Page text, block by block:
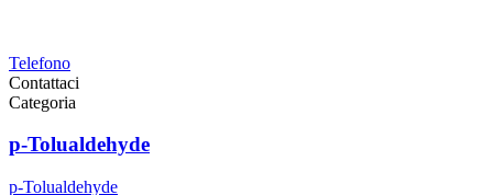
Telefono
Contattaci
Categoria
p-Tolualdehyde
p-Tolualdehyde